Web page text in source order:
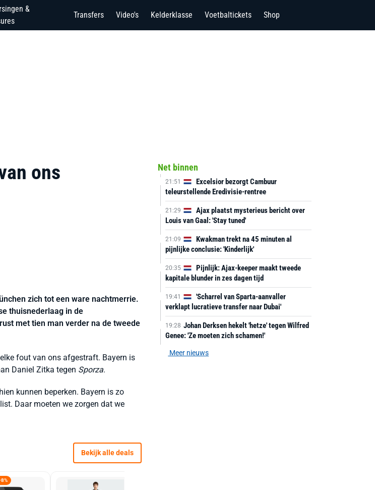
&
Transfers Video's Kelderklasse Voetbaltickets Shop
ons
zich tot een ware nachtmerrie.
thuisnederlaag in de
met tien man verder na de tweede
fout van ons afgestraft. Bayern is
Daniel Zitka tegen Sporza.
kunnen beperken. Bayern is zo
Daar moeten we zorgen dat we
Bekijk alle deals
Net binnen
21:51
Excelsior bezorgt Cambuur
teleurstellende Eredivisie-rentree
21:29
Ajax plaatst mysterieus bericht over
Louis van Gaal: 'Stay tuned'
21:09
Kwakman trekt na 45 minuten al
pijnlijke conclusie: 'Kinderlijk'
20:35
Pijnlijk: Ajax-keeper maakt tweede
kapitale blunder in zes dagen tijd
19:41
'Scharrel van Sparta-aanvaller
verklapt lucratieve transfer naar Dubai'
19:28 Johan Derksen hekelt 'hetze' tegen Wilfred
Genee: 'Ze moeten zich schamen!'
Meer nieuws